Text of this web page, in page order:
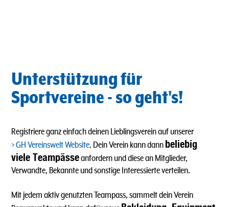
Unterstützung für
Sportvereine - so geht's!
Registriere ganz einfach deinen Lieblingsverein auf unserer
GH Vereinswelt Website. Dein Verein kann dann beliebig
viele Teampässeanfordern und diese an Mitglieder,
Verwandte, Bekannte und sonstige Interessierte verteilen.
Mit jedem aktiv genutzten Teampass, sammelt dein Verein